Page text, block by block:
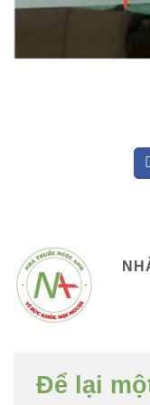
Để lại